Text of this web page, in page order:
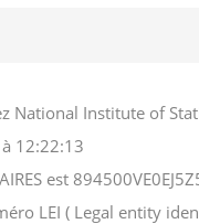
National Institute of
12:22:13
est
LEI ( Legal entity